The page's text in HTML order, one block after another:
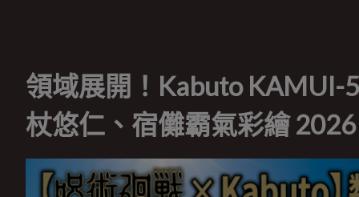
領域展開！Kabuto KAMUI-
杖悠仁、宿儺霸氣彩繪